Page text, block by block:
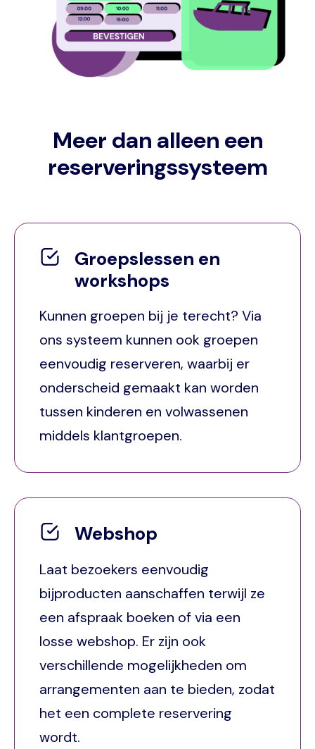
Meer dan alleen een
reserveringssysteem
Groepslessen en
workshops
Kunnen groepen bij je terecht? Via
ons systeem kunnen ook groepen
eenvoudig reserveren, waarbij er
onderscheid gemaakt kan worden
tussen kinderen en volwassenen
middels klantgroepen.
Webshop
Laat bezoekers eenvoudig
bijproducten aanschaffen terwijl ze
een afspraak boeken of via een
losse webshop. Er zijn ook
verschillende mogelijkheden om
arrangementen aan te bieden, zodat
het een complete reservering
wordt.